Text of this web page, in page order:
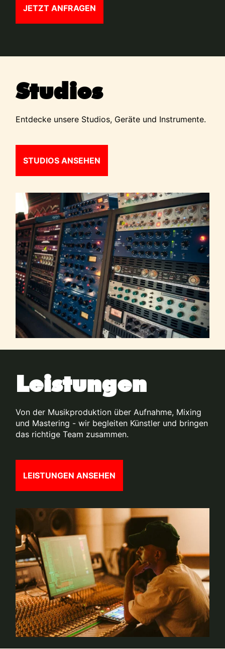
JETZT ANFRAGEN
Studios
Entdecke unsere Studios, Geräte und Instrumente.
STUDIOS ANSEHEN
Leistungen
Von der Musikproduktion über Aufnahme, Mixing
und Mastering - wir begleiten Künstler und bringen
das richtige Team zusammen.
LEISTUNGEN ANSEHEN